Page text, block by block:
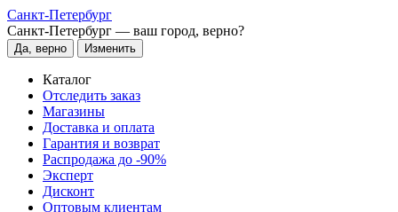
Санкт-Петербург
Санкт-Петербург — ваш город, верно?
Да, верно Изменить
Каталог
Отследить заказ
Магазины
Доставка и оплата
Гарантия и возврат
Распродажа до -90%
Эксперт
Дисконт
Оптовым клиентам